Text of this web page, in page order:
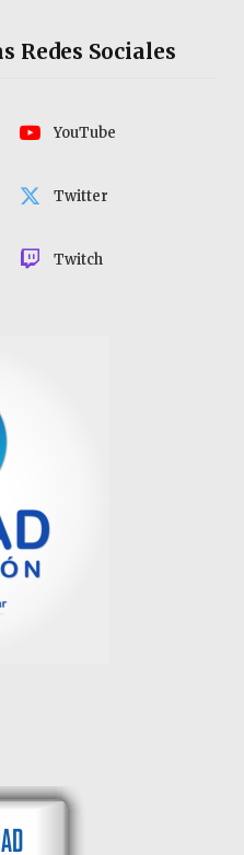
Redes Sociales
YouTube
Twitter
Twitch